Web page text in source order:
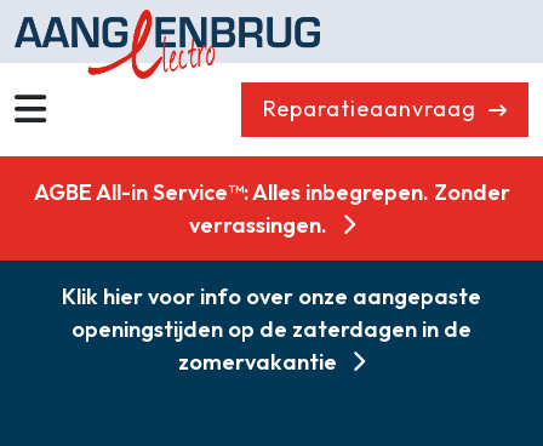
Reparatieaanvraag
Koelen & Vriezen
Koken
Koffiemachines
Professioneel
Stofzuigers
Quooker
Klein huishoudelijk
AGBE All-in Service™: Alles inbegrepen. Zonder
verrassingen.
Klik hier voor info over onze aangepaste
openingstijden op de zaterdagen in de
zomervakantie